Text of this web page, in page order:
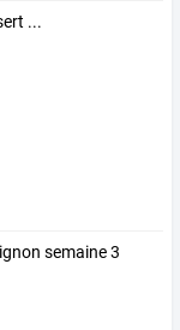
...
semaine 3